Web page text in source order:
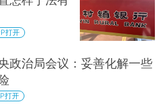
打开
政治局会议：妥善化解一些
打开